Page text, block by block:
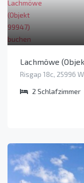
Lachmöwe
Risgap 18c, 25996
2 Schlafzimmer